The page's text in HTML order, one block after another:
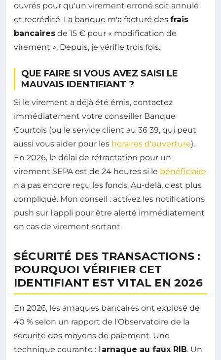
ouvrés pour qu'un virement erroné soit annulé
et recrédité. La banque m'a facturé des frais
bancaires de 15 € pour « modification de
virement ». Depuis, je vérifie trois fois.
QUE FAIRE SI VOUS AVEZ SAISI LE
MAUVAIS IDENTIFIANT ?
Si le virement a déjà été émis, contactez
immédiatement votre conseiller Banque
Courtois (ou le service client au 36 39, qui peut
aussi vous aider pour les horaires d'ouverture).
En 2026, le délai de rétractation pour un
virement SEPA est de 24 heures si le bénéficiaire
n'a pas encore reçu les fonds. Au-delà, c'est plus
compliqué. Mon conseil : activez les notifications
push sur l'appli pour être alerté immédiatement
en cas de virement sortant.
SÉCURITÉ DES TRANSACTIONS :
POURQUOI VÉRIFIER CET
IDENTIFIANT EST VITAL EN 2026
En 2026, les arnaques bancaires ont explosé de
40 % selon un rapport de l'Observatoire de la
sécurité des moyens de paiement. Une
technique courante : l'arnaque au faux RIB. Un